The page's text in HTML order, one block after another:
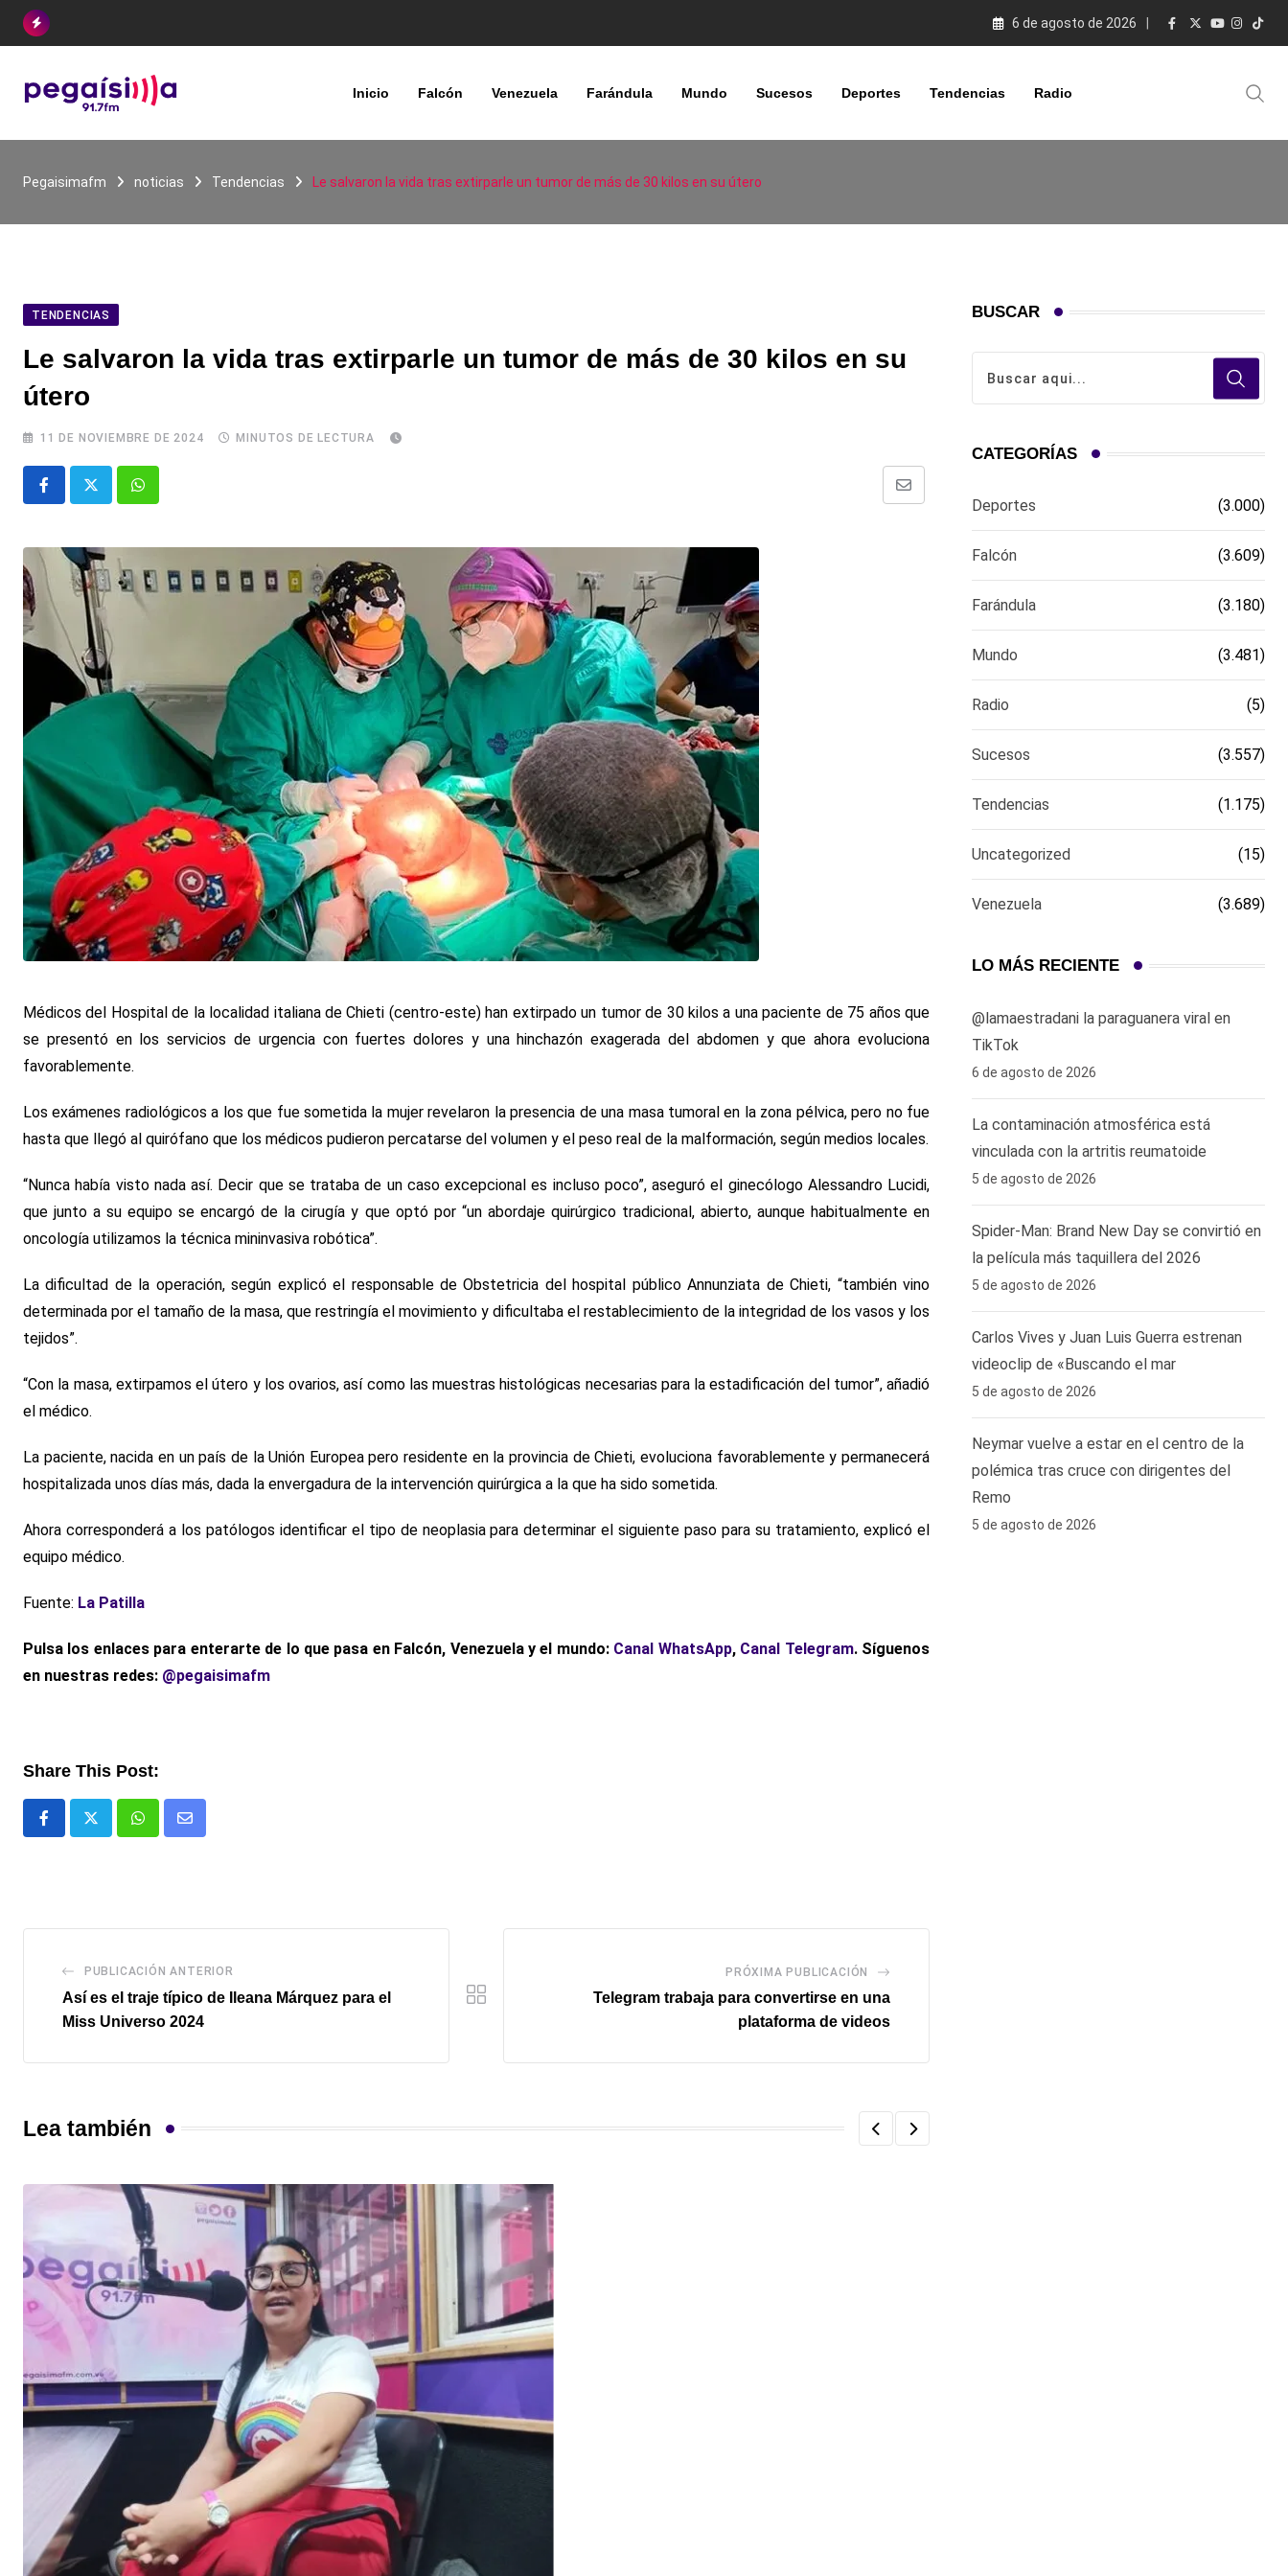
Skip
6 de agosto de 2026
Inicio Falcón Venezuela Farándula Mundo Sucesos Deportes Tendencias Radio
Pegaisimafm noticias Tendencias Le salvaron la vida tras extirparle un tumor de más de 30 kilos en su útero
TENDENCIAS
Le salvaron la vida tras extirparle un tumor de más de 30 kilos en su
útero
11 DE NOVIEMBRE DE 2024 MINUTOS DE LECTURA
Whatsapp
Comparte
Médicos del Hospital de la localidad italiana de Chieti (centro-este) han extirpado un tumor de 30 kilos a una paciente de 75 años que
se presentó en los servicios de urgencia con fuertes dolores y una hinchazón exagerada del abdomen y que ahora evoluciona
favorablemente.
Los exámenes radiológicos a los que fue sometida la mujer revelaron la presencia de una masa tumoral en la zona pélvica, pero no fue
hasta que llegó al quirófano que los médicos pudieron percatarse del volumen y el peso real de la malformación, según medios locales.
“Nunca había visto nada así. Decir que se trataba de un caso excepcional es incluso poco”, aseguró el ginecólogo Alessandro Lucidi,
que junto a su equipo se encargó de la cirugía y que optó por “un abordaje quirúrgico tradicional, abierto, aunque habitualmente en
oncología utilizamos la técnica mininvasiva robótica”.
La dificultad de la operación, según explicó el responsable de Obstetricia del hospital público Annunziata de Chieti, “también vino
determinada por el tamaño de la masa, que restringía el movimiento y dificultaba el restablecimiento de la integridad de los vasos y los
tejidos”.
“Con la masa, extirpamos el útero y los ovarios, así como las muestras histológicas necesarias para la estadificación del tumor”, añadió
el médico.
La paciente, nacida en un país de la Unión Europea pero residente en la provincia de Chieti, evoluciona favorablemente y permanecerá
hospitalizada unos días más, dada la envergadura de la intervención quirúrgica a la que ha sido sometida.
Ahora corresponderá a los patólogos identificar el tipo de neoplasia para determinar el siguiente paso para su tratamiento, explicó el
equipo médico.
Fuente: La Patilla
Pulsa los enlaces para enterarte de lo que pasa en Falcón, Venezuela y el mundo: Canal WhatsApp, Canal Telegram. Síguenos
en nuestras redes: @pegaisimafm
Share This Post:
WhatsappComparte
PUBLICACIÓN ANTERIOR
Así es el traje típico de Ileana Márquez para el
Miss Universo 2024
PRÓXIMA PUBLICACIÓN
Telegram trabaja para convertirse en una
plataforma de videos
Lea también
BUSCAR
CATEGORÍAS
Deportes (3.000)
Falcón (3.609)
Farándula (3.180)
Mundo (3.481)
Radio (5)
Sucesos (3.557)
Tendencias (1.175)
Uncategorized (15)
Venezuela (3.689)
LO MÁS RECIENTE
‎@lamaestradani la paraguanera viral en
TikTok
6 de agosto de 2026
La contaminación atmosférica está
vinculada con la artritis reumatoide
5 de agosto de 2026
Spider-Man: Brand New Day se convirtió en
la película más taquillera del 2026
5 de agosto de 2026
Carlos Vives y Juan Luis Guerra estrenan
videoclip de «Buscando el mar
5 de agosto de 2026
Neymar vuelve a estar en el centro de la
polémica tras cruce con dirigentes del
Remo ‎
5 de agosto de 2026